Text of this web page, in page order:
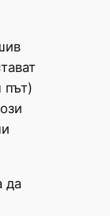
път)
да